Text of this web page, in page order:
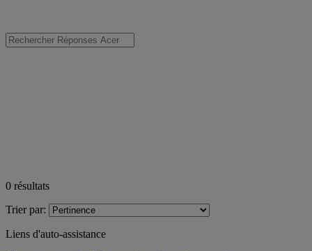
0 résultats
Trier par:
Liens d'auto-assistance